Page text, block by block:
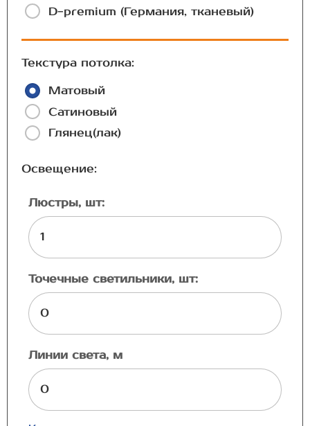
D-premium (Германия, тканевый)
Текстура потолка:
Матовый
Сатиновый
Глянец(лак)
Освещение:
Люстры, шт:
Точечные светильники, шт:
Линии света, м